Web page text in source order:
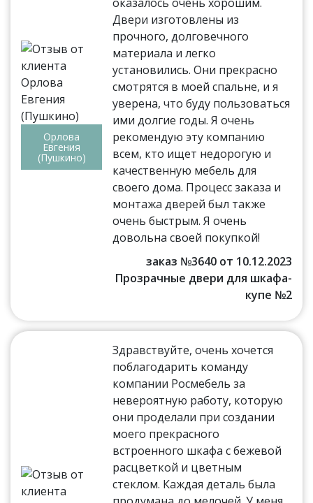
Орлова
Евгения
(Пушкино)
Двери изготовлены из
прочного, долговечного
материала и легко
установились. Они прекрасно
смотрятся в моей спальне, и я
уверена, что буду пользоваться
ими долгие годы. Я очень
рекомендую эту компанию
всем, кто ищет недорогую и
качественную мебель для
своего дома. Процесс заказа и
монтажа дверей был также
очень быстрым. Я очень
довольна своей покупкой!
заказ №3640 от 10.12.2023
Прозрачные двери для шкафа-
купе №2
Здравствуйте, очень хочется
поблагодарить команду
компании Росмебель за
невероятную работу, которую
они проделали при создании
моего прекрасного
встроенного шкафа с бежевой
расцветкой и цветным
стеклом. Каждая деталь была